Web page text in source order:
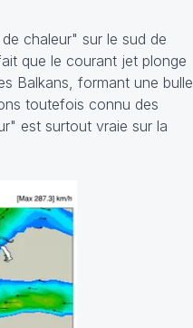
chaleur" sur le sud de
que le courant jet plonge
Balkans, formant une bulle
toutefois connu des
est surtout vraie sur la